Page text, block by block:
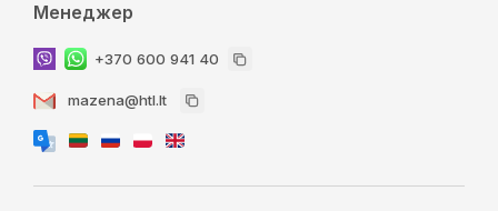
Менеджер
+370 600 941 40
mazena@htl.lt